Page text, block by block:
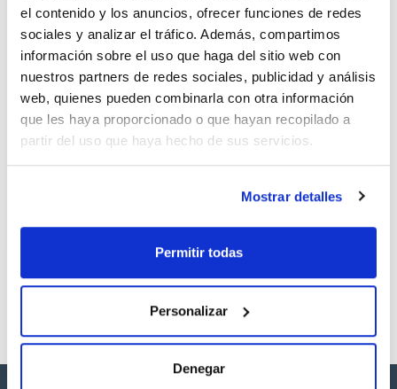
el contenido y los anuncios, ofrecer funciones de redes
sociales y analizar el tráfico. Además, compartimos
información sobre el uso que haga del sitio web con
nuestros partners de redes sociales, publicidad y análisis
web, quienes pueden combinarla con otra información
que les haya proporcionado o que hayan recopilado a
partir del uso que haya hecho de sus servicios.
Mostrar detalles
Permitir todas
Personalizar
Denegar
AC03550500
Ácido
acetilsalicílico,
Pharmpur®, Ph
Eur, BP, USP (x
500g :: Plastic
bottle)
Consulte la
disponibilidad
AC03551000
Ácido
acetilsalicílico,
Pharmpur®, Ph
Eur, BP, USP ( x
1 kg :: Plastic
Consulte la
disponibilidad